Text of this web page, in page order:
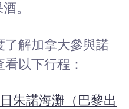
。
了解加拿大參與諾
以下行程：
朱諾海灘（巴黎出